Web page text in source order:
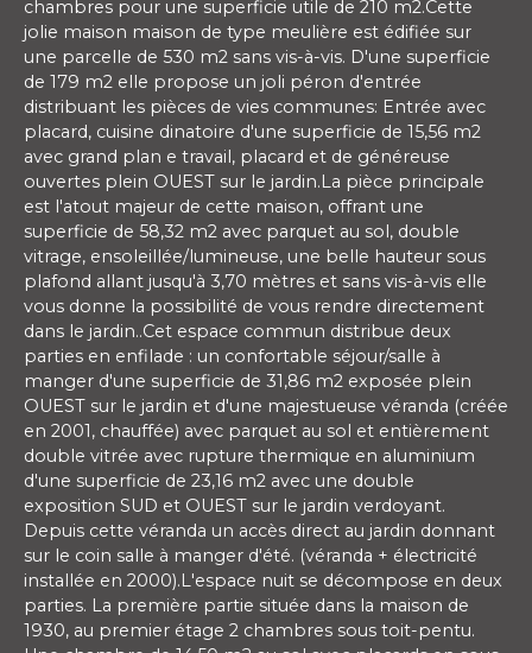
chambres pour une superficie utile de 210 m2.Cette
jolie maison maison de type meulière est édifiée sur
une parcelle de 530 m2 sans vis-à-vis. D'une superficie
de 179 m2 elle propose un joli péron d'entrée
distribuant les pièces de vies communes: Entrée avec
placard, cuisine dinatoire d'une superficie de 15,56 m2
avec grand plan e travail, placard et de généreuse
ouvertes plein OUEST sur le jardin.La pièce principale
est l'atout majeur de cette maison, offrant une
superficie de 58,32 m2 avec parquet au sol, double
vitrage, ensoleillée/lumineuse, une belle hauteur sous
plafond allant jusqu'à 3,70 mètres et sans vis-à-vis elle
vous donne la possibilité de vous rendre directement
dans le jardin..Cet espace commun distribue deux
parties en enfilade : un confortable séjour/salle à
manger d'une superficie de 31,86 m2 exposée plein
OUEST sur le jardin et d'une majestueuse véranda (créée
en 2001, chauffée) avec parquet au sol et entièrement
double vitrée avec rupture thermique en aluminium
d'une superficie de 23,16 m2 avec une double
exposition SUD et OUEST sur le jardin verdoyant.
Depuis cette véranda un accès direct au jardin donnant
sur le coin salle à manger d'été. (véranda + électricité
installée en 2000).L'espace nuit se décompose en deux
parties. La première partie située dans la maison de
1930, au premier étage 2 chambres sous toit-pentu.